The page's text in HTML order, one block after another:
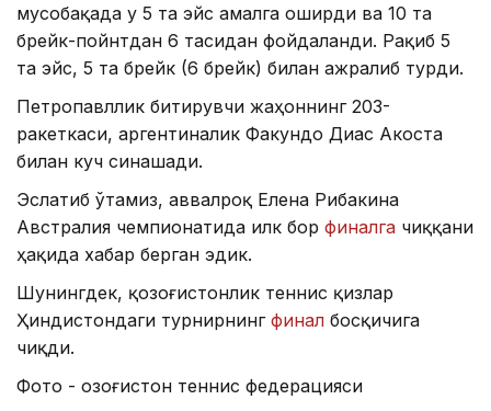
мусобақада у 5 та эйс амалга оширди ва 10 та
брейк-пойнтдан 6 тасидан фойдаланди. Рақиб 5
та эйс, 5 та брейк (6 брейк) билан ажралиб турди.
Петропавллик битирувчи жаҳоннинг 203-
ракеткаси, аргентиналик Факундо Диас Акоста
билан куч синашади.
Эслатиб ўтамиз, аввалроқ Елена Рибакина
Австралия чемпионатида илк бор финалга чиққани
ҳақида хабар берган эдик.
Шунингдек, қозоғистонлик теннис қизлар
Ҳиндистондаги турнирнинг финал босқичига
чиқди.
Фото - Қозоғистон теннис федерацияси